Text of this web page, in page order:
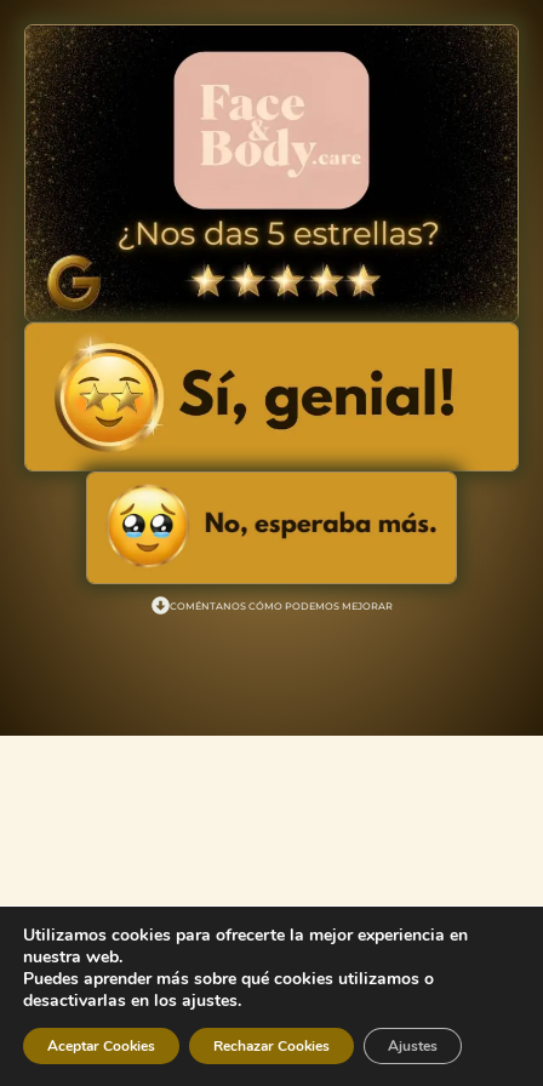
COMÉNTANOS CÓMO PODEMOS MEJORAR
Utilizamos cookies para ofrecerte la mejor experiencia en
nuestra web.
Puedes aprender más sobre qué cookies utilizamos o
desactivarlas en los ajustes.
Aceptar Cookies Rechazar Cookies Ajustes